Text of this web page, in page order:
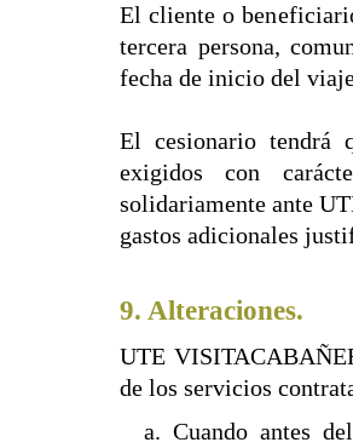
El cliente o
tercera persona,
fecha de inicio del
El cesionario tendrá
exigidos con
solidariamente ante
gastos adicionales
9. Alteraciones.
UTE
de los servicios
a. Cuando antes